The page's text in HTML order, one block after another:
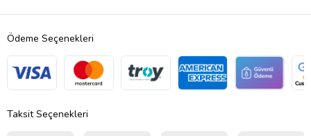
Ödeme Seçenekleri
Taksit Seçenekleri